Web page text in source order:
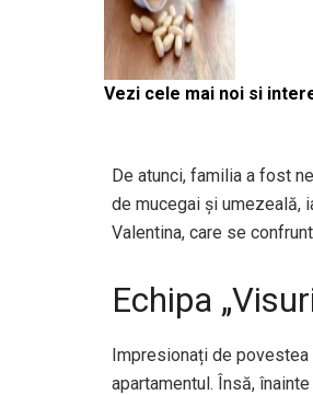
Vezi cele mai noi si
De atunci, familia a fost
de mucegai și umezeală,
Valentina, care se
Echipa
Impresionați de
apartamentul. Însă,